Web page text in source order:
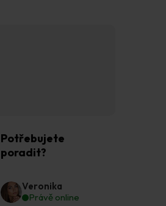
Potřebujete
poradit?
Veronika
Právě online